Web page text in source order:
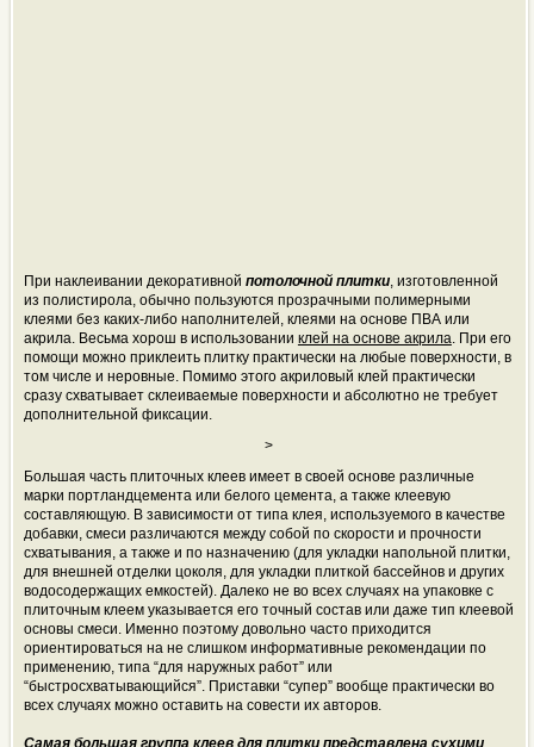
При наклеивании декоративной потолочной плитки, изготовленной
из полистирола, обычно пользуются прозрачными полимерными
клеями без каких-либо наполнителей, клеями на основе ПВА или
акрила. Весьма хорош в использовании клей на основе акрила. При его
помощи можно приклеить плитку практически на любые поверхности, в
том числе и неровные. Помимо этого акриловый клей практически
сразу схватывает склеиваемые поверхности и абсолютно не требует
дополнительной фиксации.
>
Большая часть плиточных клеев имеет в своей основе различные
марки портландцемента или белого цемента, а также клеевую
составляющую. В зависимости от типа клея, используемого в качестве
добавки, смеси различаются между собой по скорости и прочности
схватывания, а также и по назначению (для укладки напольной плитки,
для внешней отделки цоколя, для укладки плиткой бассейнов и других
водосодержащих емкостей). Далеко не во всех случаях на упаковке с
плиточным клеем указывается его точный состав или даже тип клеевой
основы смеси. Именно поэтому довольно часто приходится
ориентироваться на не слишком информативные рекомендации по
применению, типа “для наружных работ” или
“быстросхватывающийся”. Приставки “супер” вообще практически во
всех случаях можно оставить на совести их авторов.
Самая большая группа клеев для плитки представлена сухими